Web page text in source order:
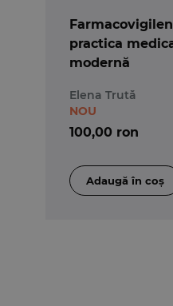
practica
modernă
Elena Trută
100,00 ron
NOU